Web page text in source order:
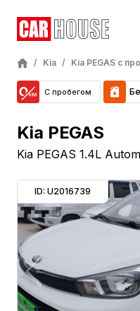
/ Kia / Kia PEGAS с
С пробегом
Kia PEGAS
Kia PEGAS 1.4L
ID: U2016739